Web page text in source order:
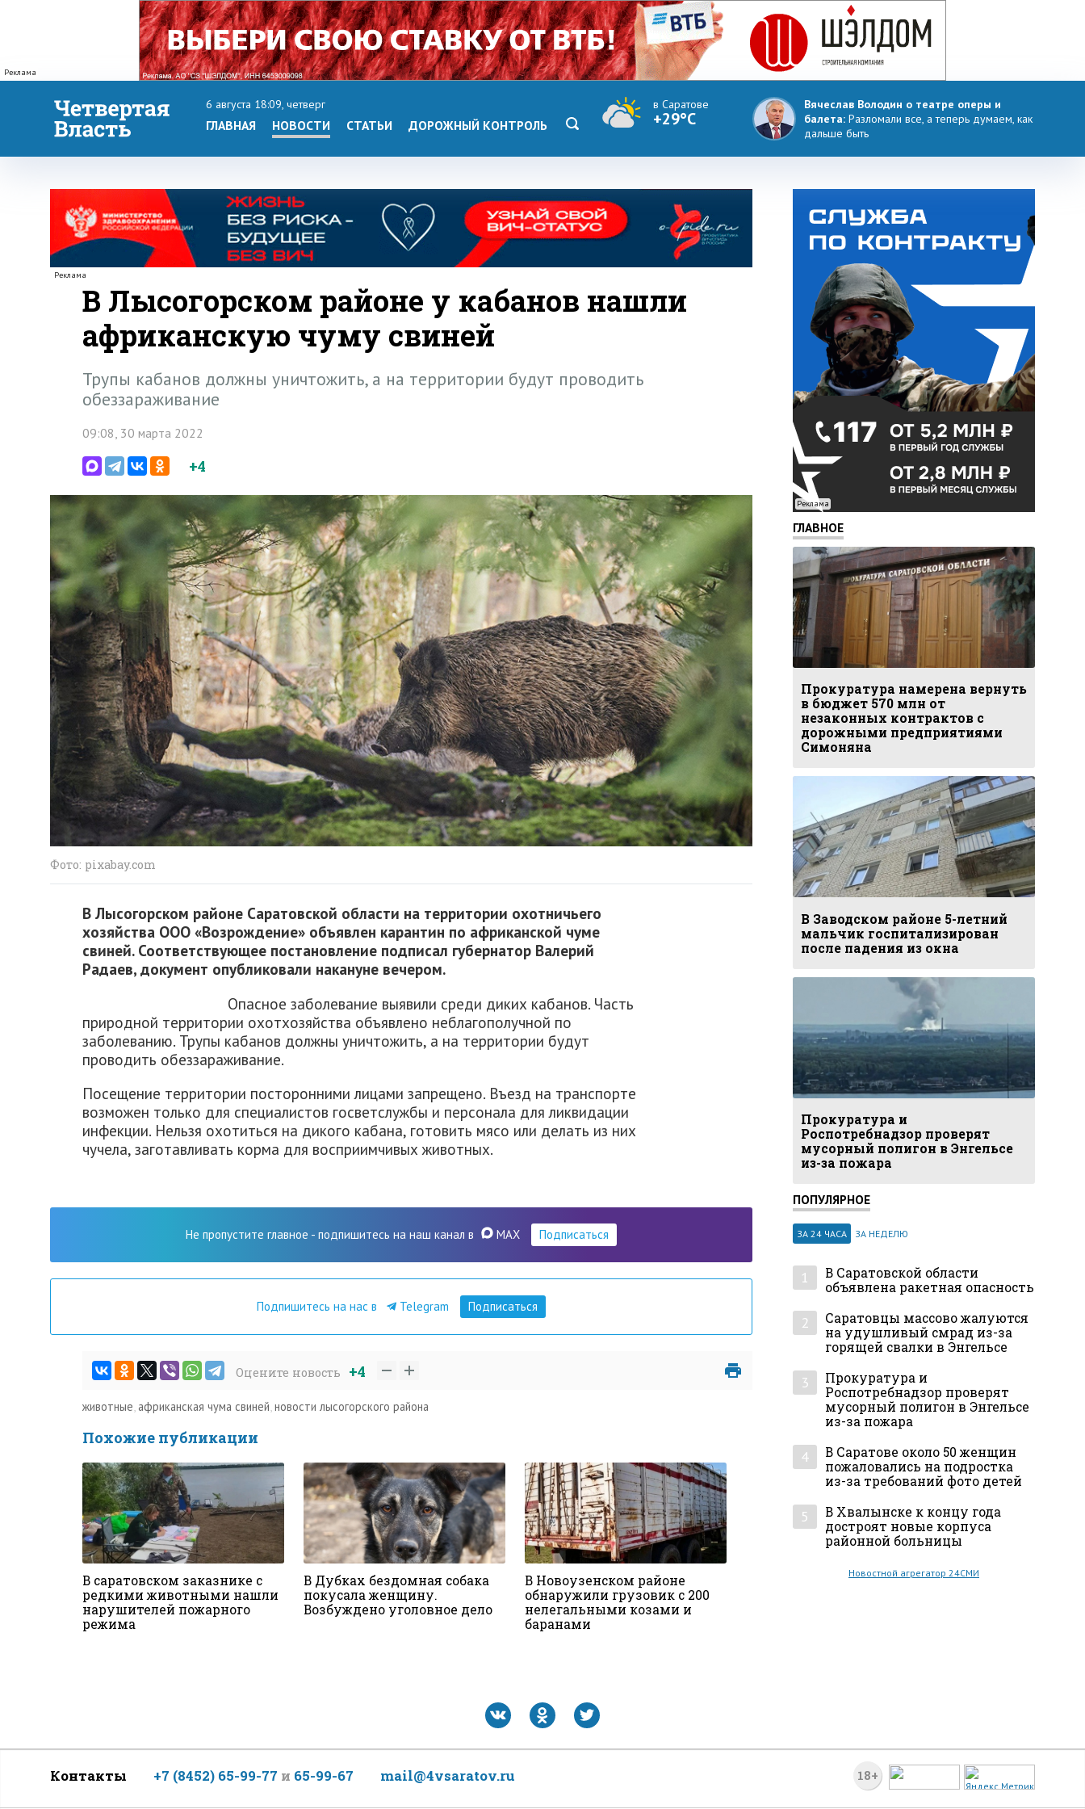
Реклама
6 августа 18:09, четверг
ГЛАВНАЯ НОВОСТИ СТАТЬИ ДОРОЖНЫЙ КОНТРОЛЬ
в Саратове
+29°C
Вячеслав Володин о театре оперы и
балета: Разломали все, а теперь думаем, как
дальше быть
Реклама
В Лысогорском районе у кабанов нашли
африканскую чуму свиней
Трупы кабанов должны уничтожить, а на территории будут проводить
обеззараживание
09:08, 30 марта 2022
+4
Фото: pixabay.com
В Лысогорском районе Саратовской области на территории охотничьего
хозяйства ООО «Возрождение» объявлен карантин по африканской чуме
свиней. Соответствующее постановление подписал губернатор Валерий
Радаев, документ опубликовали накануне вечером.
Опасное заболевание выявили среди диких кабанов. Часть
природной территории охотхозяйства объявлено неблагополучной по
заболеванию. Трупы кабанов должны уничтожить, а на территории будут
проводить обеззараживание.
Посещение территории посторонними лицами запрещено. Въезд на транспорте
возможен только для специалистов госветслужбы и персонала для ликвидации
инфекции. Нельзя охотиться на дикого кабана, готовить мясо или делать из них
чучела, заготавливать корма для восприимчивых животных.
Не пропустите главное - подпишитесь на наш канал в MAX Подписаться
Подпишитесь на нас в Telegram Подписаться
Оцените новость +4
животные, африканская чума свиней,новости лысогорского района
Похожие публикации
В саратовском заказнике с
редкими животными нашли
нарушителей пожарного
режима
В Дубках бездомная собака
покусала женщину.
Возбуждено уголовное дело
В Новоузенском районе
обнаружили грузовик с 200
нелегальными козами и
баранами
Реклама
ГЛАВНОЕ
Прокуратура намерена вернуть
в бюджет 570 млн от
незаконных контрактов с
дорожными предприятиями
Симоняна
В Заводском районе 5-летний
мальчик госпитализирован
после падения из окна
Прокуратура и
Роспотребнадзор проверят
мусорный полигон в Энгельсе
из-за пожара
ПОПУЛЯРНОЕ
ЗА 24 ЧАСА ЗА НЕДЕЛЮ
1
В Саратовской области
объявлена ракетная опасность
2
Саратовцы массово жалуются
на удушливый смрад из-за
горящей свалки в Энгельсе
3
Прокуратура и
Роспотребнадзор проверят
мусорный полигон в Энгельсе
из-за пожара
4
В Саратове около 50 женщин
пожаловались на подростка
из-за требований фото детей
5
В Хвалынске к концу года
достроят новые корпуса
районной больницы
Новостной агрегатор 24СМИ
18+
Контакты +7 (8452) 65-99-77 и 65-99-67 mail@4vsaratov.ru